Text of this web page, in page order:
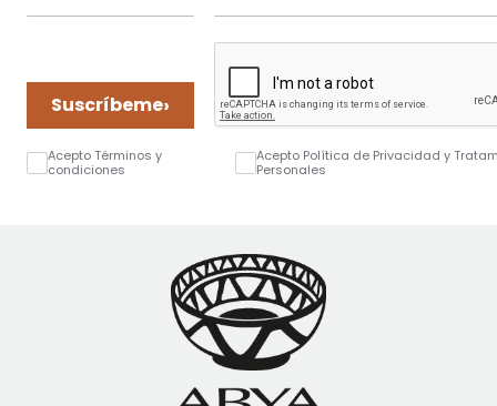
Suscríbeme›
Acepto Términos y
condiciones
Acepto Política de Privacidad y
Personales